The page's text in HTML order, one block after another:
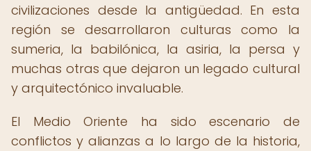
civilizaciones desde la antigüedad. En esta
región se desarrollaron culturas como la
sumeria, la babilónica, la asiria, la persa y
muchas otras que dejaron un legado cultural
y arquitectónico invaluable.
El Medio Oriente ha sido escenario de
conflictos y alianzas a lo largo de la historia,